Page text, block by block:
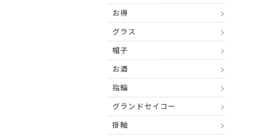
お得
グラス
帽子
お酒
指輪
グランドセイコー
掛軸